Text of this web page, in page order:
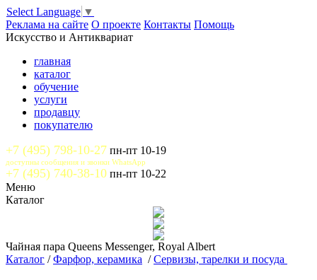
Select Language ▼
Реклама на сайте О проекте Контакты Помощь
Искусство и Антиквариат
главная
каталог
обучение
услуги
продавцу
покупателю
+7 (495) 798-10-27 пн-пт 10-19
доступны сообщения и звонки WhatsApp
+7 (495) 740-38-10 пн-пт 10-22
Меню
Каталог
Чайная пара Queens Messenger, Royal Albert
Каталог /Фарфор, керамика /Сервизы, тарелки и посуда